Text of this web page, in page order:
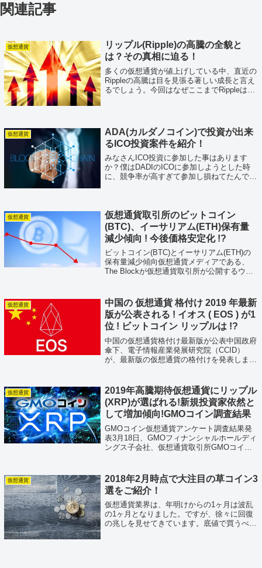
関連記事
仮想通貨
リップル(Ripple)の高騰の全貌と
は？その真相に迫る！
多くの仮想通貨が値上げしている中、直近の
Rippleの高騰は目を見張る著しい成長と言え
るでしょう。今回はなぜここまでRippleは高
仮想通貨
ADA(カルダノコイン)で投資が出来
るICO投資案件を紹介！
みなさんICO投資に参加した事はあります
か？僕はDADIのICOに参加しようとした時
に、競争率が高すぎて参加し損ねてたんです
仮想通貨
仮想通貨取引所のビットコイン
(BTC)、イーサリアム(ETH)保有量
減少傾向 ! 今後価格安定化 !?
ビットコイン(BTC)とイーサリアム(ETH)の
保有量減少傾向仮想通貨メディアである、
The Blockが仮想通貨取引所が公開するウォ
サリアム（ETH）の保有...
仮想通貨
中国の 仮想通貨 格付け 2019 年最新
版が公表される ! イオス ( EOS ) が1
位 ! ビットコイン リップルは !?
中国の仮想通貨格付け最新版が公表中国政府
傘下、電子情報産業発展研究院（CCID）
が、最新版の仮想通貨の格付けを発表しまし
貨である、ビットコイン（BTC）は1...
仮想通貨
2019年高騰期待仮想通貨にリップル
(XRP)が選ばれる!新規投資家依然と
して増加傾向!GMOコイン調査結果
GMOコイン仮想通貨アンケート調査結果発
表3月18日、GMOフィナンシャルホールディ
ングス子会社、仮想通貨取引所GMOコイン
た。約70%もの投資家が仮想通貨の今後...
仮想通貨
2018年2月時点で大注目の草コイン3
選をご紹介！
仮想通貨業界は、年明けからの1ヶ月は波乱
の1ヶ月となりました。ですが、徐々に回復
の兆しを見せてきています。底値で買うべ